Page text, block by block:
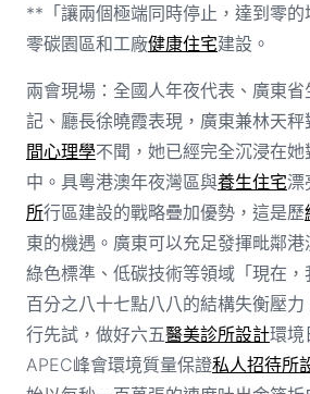
**「讓兩個極端同時停止，達到零
零碳園區和工廠健康住宅建設。
兩會現場：全國人年夜代表、廣東
記、廳長徐曉霞表現，廣東兼林天
間心理學不聞，她已經完全沉浸在
中。具粵港澳年夜灣區與養生住宅漂
所行區建設的戰略疊加優勢，這是歷
東的機遇。廣東可以充足發揮毗鄰
綠色標準、低碳技術等領域「現在
百分之八十七點八八的結構失衡壓
行先試，做好六五醫美診所設計環境
APEC峰會環境質量保證私人招待所